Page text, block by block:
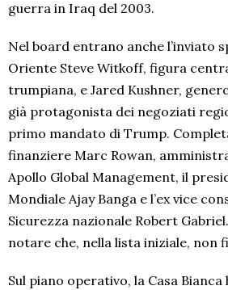
guerra in Iraq del 2003.
Nel board entrano anche l’inviato
Oriente Steve Witkoff, figura
trumpiana, e Jared Kushner,
già protagonista dei negoziati
primo mandato di Trump.
finanziere Marc Rowan,
Apollo Global Management, il
Mondiale Ajay Banga e l’ex vice
Sicurezza nazionale Robert
notare che, nella lista iniziale, non
Sul piano operativo, la Casa